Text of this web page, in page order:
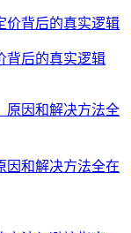
背后的真实逻辑
因和解决方法全在